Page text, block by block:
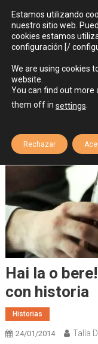
content
Sobre
conoce, participa,
Hai la o
con historia
Historias
24/01/2014 Talía
Estamos utilizando
nuestro sitio web.
cookies estamos
configuración [/
We are using cookies
website.
You can find out more
them off in settings.
Rechazar